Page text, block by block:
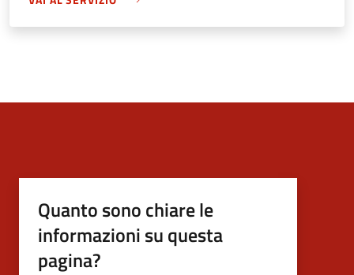
Quanto sono chiare le
informazioni su questa
pagina?